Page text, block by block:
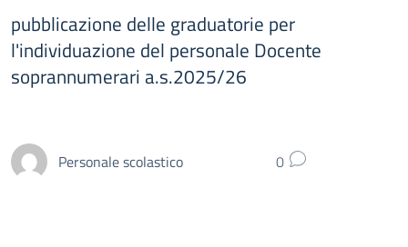
pubblicazione delle graduatorie per
l'individuazione del personale Docente
soprannumerari a.s.2025/26
Personale scolastico 0